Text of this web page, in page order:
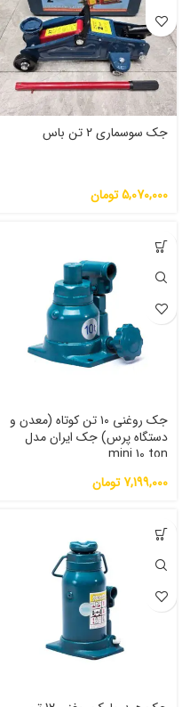
جک سوسماری ۲ تن باس
5,070,000تومان
جک روغنی ۱۰ تن کوتاه (معدن و
دستگاه پرس) جک ایران مدل
mini 10 ton
7,199,000 تومان